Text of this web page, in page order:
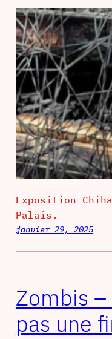
Exposition
Palais.
janvier 29, 2025
Zombis –
pas une